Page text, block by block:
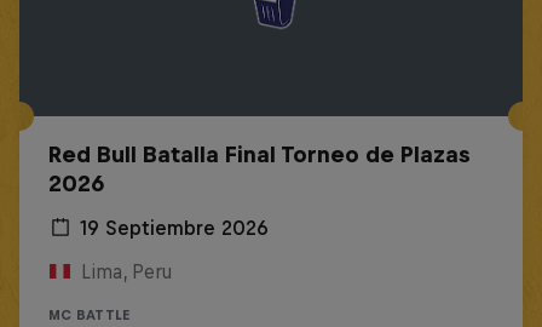
Red Bull Batalla Final Torneo de Plazas
2026
19 Septiembre 2026
Lima, Peru
MC BATTLE